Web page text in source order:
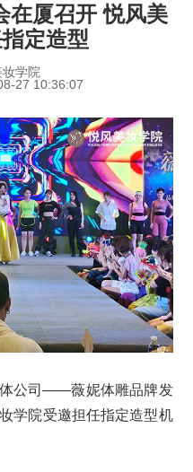
在厦召开 悦风美
定造型
学院
27 10:36:07
公司——薇妮体雕品牌发
学院受邀担任指定造型机